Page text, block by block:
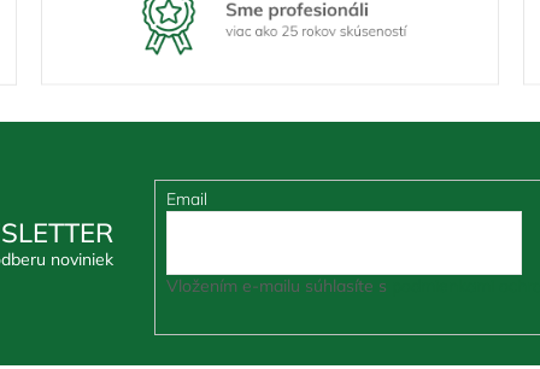
noviniek
Email
Vložením e-mailu súhlasíte s